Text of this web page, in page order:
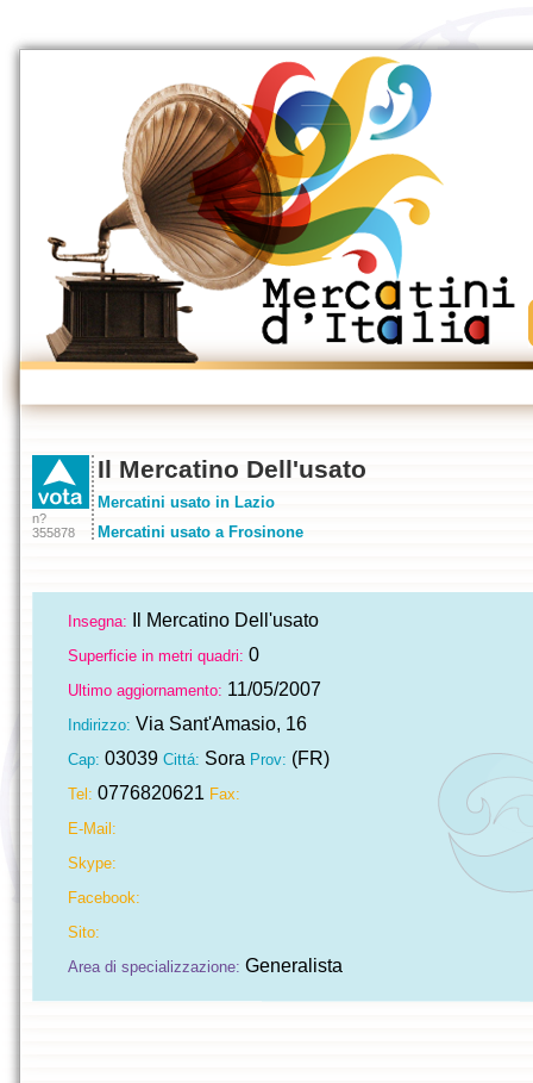
n?
355878
Il Mercatino Dell'usato
Mercatini usato in Lazio
Mercatini usato a Frosinone
Insegna: Il Mercatino Dell'usato
Superficie in metri quadri: 0
Ultimo aggiornamento: 11/05/2007
Indirizzo: Via Sant'Amasio, 16
Cap: 03039 Cittá: Sora Prov: (FR)
Tel: 0776820621 Fax:
E-Mail:
Skype:
Facebook:
Sito:
Area di specializzazione: Generalista